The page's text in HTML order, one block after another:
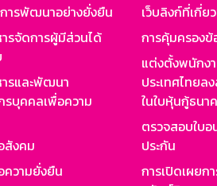
การพัฒนาอย่างยั่งยืน
รจัดการผู้มีส่วนได้
รและพัฒนา
รบุคคลเพื่อความ
สังคม
ความยั่งยืน
เว็บลิงก์ที่เกี่ย
การคุ้มครอง
แต่งตั้งพนักง
ประเทศไทยล
ในใบหุ้นกู้ธนา
ตรวจสอบใบ
ประกัน
การเปิดเผยก